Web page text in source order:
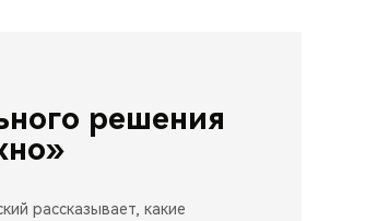
решения
рассказывает, какие